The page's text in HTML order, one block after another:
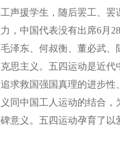
声援学生，随后罢工、
，中国代表没有出席6月
泽东、何叔衡、董必武
思主义。五四运动是近
求救国强国真理的进步
同中国工人运动的结合
意义。五四运动孕育了